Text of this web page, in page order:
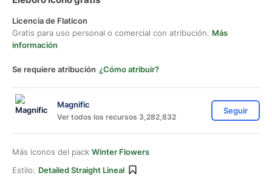
Licencia de Flaticon
Gratis para uso personal o comercial con atribución. Más
información
Se requiere atribución ¿Cómo atribuir?
Magnific
Ver todos los recursos 3,282,832
Seguir
Más iconos del pack Winter Flowers
Estilo: Detailed Straight Lineal